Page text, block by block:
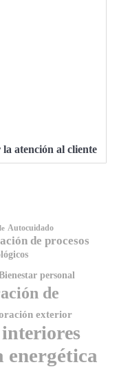
atención al cliente
Autocuidado
de procesos
personal
de
exterior
energética